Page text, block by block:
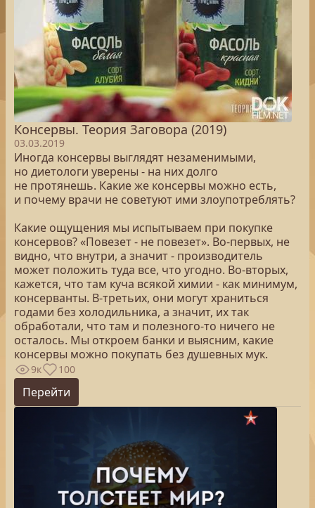
Консервы. Теория Заговора (2019)
03.03.2019
Иногда консервы выглядят незаменимыми,
но диетологи уверены - на них долго
не протянешь. Какие же консервы можно есть,
и почему врачи не советуют ими злоупотреблять?
Какие ощущения мы испытываем при покупке
консервов? «Повезет - не повезет». Во-первых, не
видно, что внутри, а значит - производитель
может положить туда все, что угодно. Во-вторых,
кажется, что там куча всякой химии - как минимум,
консерванты. В-третьих, они могут храниться
годами без холодильника, а значит, их так
обработали, что там и полезного-то ничего не
осталось. Мы откроем банки и выясним, какие
консервы можно покупать без душевных мук.
9к 100
Перейти